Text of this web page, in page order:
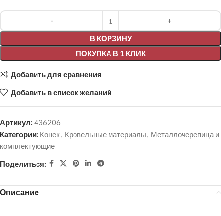
В КОРЗИНУ
ПОКУПКА В 1 КЛИК
Alternative:
Добавить для сравнения
Добавить в список желаний
Артикул: 436206
Категории: Конек, Кровельные материалы , Металлочерепица и
комплектующие
Поделиться:
Описание